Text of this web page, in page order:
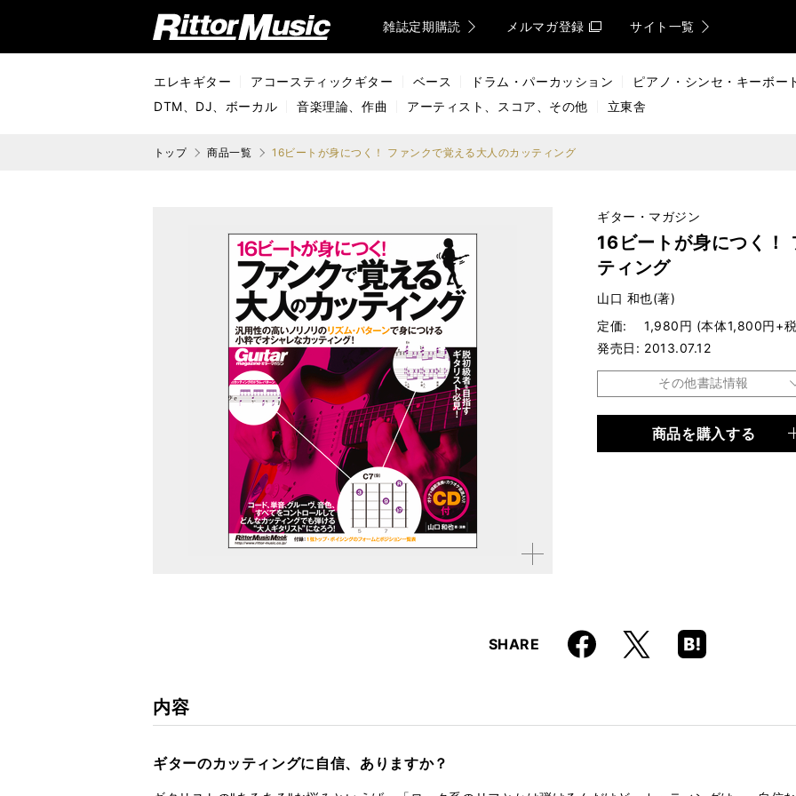
リットーミュージック (Rittor Music) 雑誌定期購読 メルマガ登録 サイト一覧
エレキギター アコースティックギター ベース ドラム・パーカッション
ピアノ・シンセ・キーボー
DTM、DJ、ボーカル
音楽理論、作曲 アーティスト、スコア、その他 立東舎
トップ 商品一覧 16ビートが身につく！ ファンクで覚える大人のカッティング
拡大す
ギター・マガジン
16ビートが身につく！
ティング
山口 和也(著)
定価
1,980円 (本体1,800円+
発売日
2013.07.12
その他書誌情報
ムック
商品を購入する
SHARE Faceboo
k
X
Hatena
Boo
内容
ギターのカッティングに自信、ありますか？